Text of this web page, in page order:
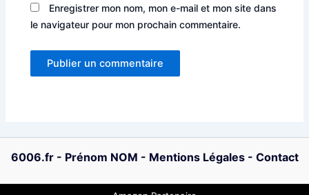
Enregistrer mon nom, mon e-mail et mon site dans
le navigateur pour mon prochain commentaire.
6006.fr- Prénom NOM - Mentions Légales- Contact